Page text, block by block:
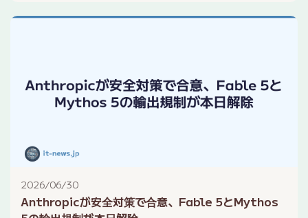
2026/06/30
Anthropicが安全対策で合意、Fable 5とMythos